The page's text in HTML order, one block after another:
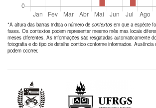
*A altura das barras indica o número de contextos em que a espécie
fases. Os contextos podem representar mesmo mês mas locais
meses diferentes. As informações são resgatadas automaticamente
fotografia e do tipo de detalhe contido conforme informados. Ausência
podem ocorrer.